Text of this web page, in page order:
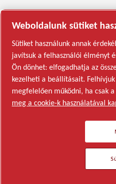
Weboldalunk sütiket
Sütiket használunk annak
javítsuk a felhasználói élményt
Ön dönhet: elfogadhatja az
kezelheti a beállításait.
megfelelően működni, ha csak
meg a cookie-k használatával